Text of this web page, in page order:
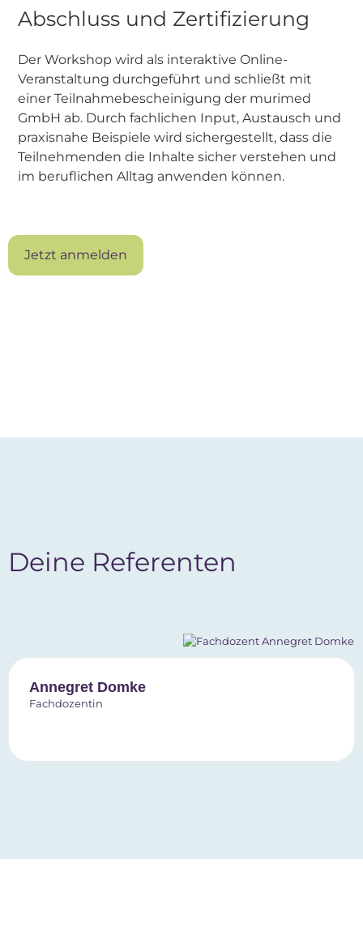
Abschluss und Zertifizierung
Der Workshop wird als interaktive Online-
Veranstaltung durchgeführt und schließt mit
einer Teilnahmebescheinigung der murimed
GmbH ab. Durch fachlichen Input, Austausch und
praxisnahe Beispiele wird sichergestellt, dass die
Teilnehmenden die Inhalte sicher verstehen und
im beruflichen Alltag anwenden können.
Jetzt anmelden
Deine Referenten
Annegret Domke
Fachdozentin